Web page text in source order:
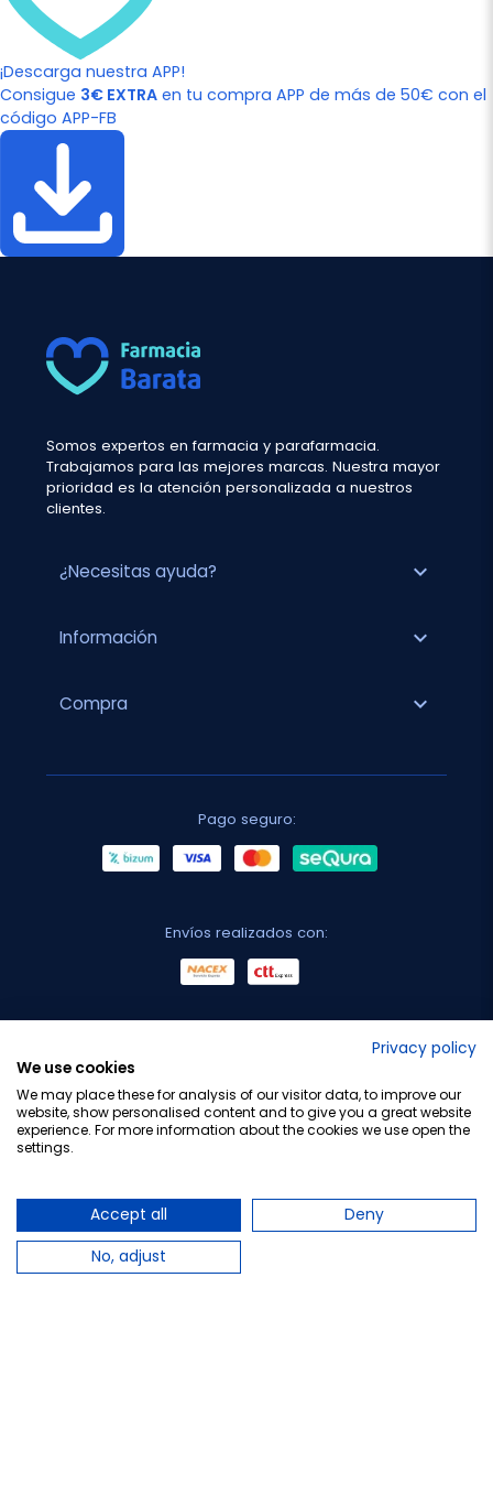
¡Descarga nuestra APP!
Consigue 3€ EXTRA en tu compra APP de más de 50€ con el
código APP-FB
Somos expertos en farmacia y parafarmacia.
Trabajamos para las mejores marcas. Nuestra mayor
prioridad es la atención personalizada a nuestros
clientes.
¿Necesitas ayuda? expand_more
Información expand_more
Compra expand_more
Pago seguro:
Envíos realizados con:
Privacy policy
We use cookies
We may place these for analysis of our visitor data, to improve our
website, show personalised content and to give you a great website
experience. For more information about the cookies we use open the
settings.
Accept all
Deny
No, adjust